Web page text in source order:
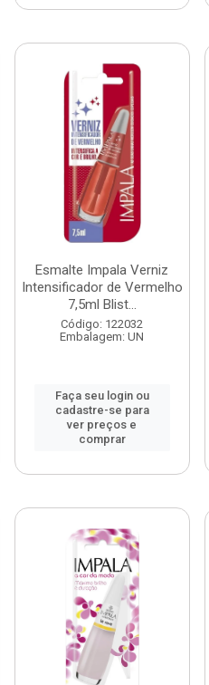
Esmalte Impala Verniz
Intensificador de Vermelho
7,5ml Blist...
Código: 122032
Embalagem: UN
Faça seu login ou
cadastre-se para
ver preços e
comprar